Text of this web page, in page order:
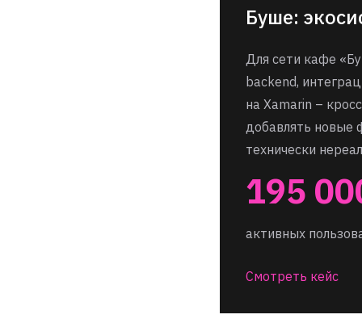
Буше:
Для сети кафе
backend,
на Xamarin –
добавлять новые
технически
195
активных
Смотреть кейс